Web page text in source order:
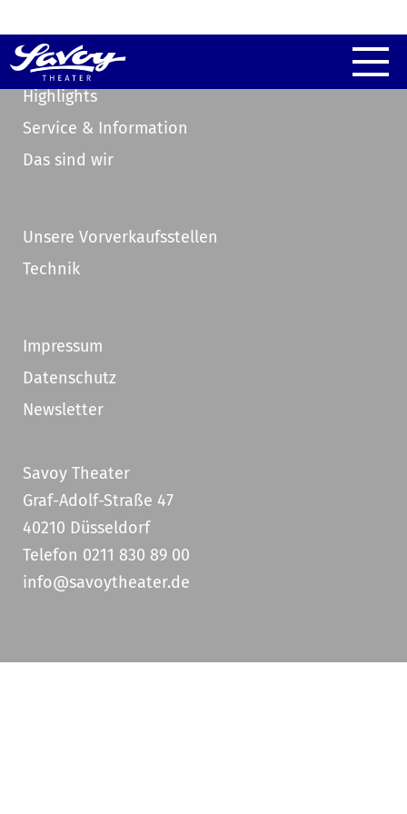
Highlights
Service & Information
Das sind wir
Unsere Vorverkaufsstellen
Technik
Impressum
Datenschutz
Newsletter
Savoy Theater
Graf-Adolf-Straße 47
40210 Düsseldorf
Telefon 0211 830 89 00
info@savoytheater.de